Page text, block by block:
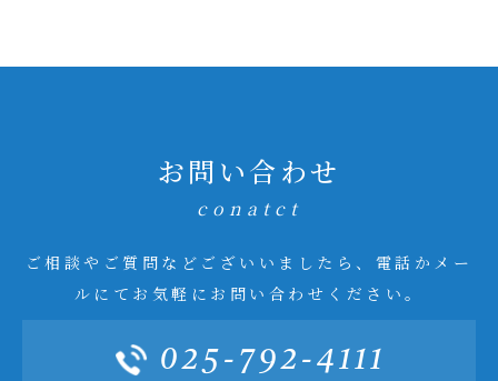
お問い合わせ
conatct
ご相談やご質問などございいましたら、電話かメー
ルにてお気軽にお問い合わせください。
025-792-4111